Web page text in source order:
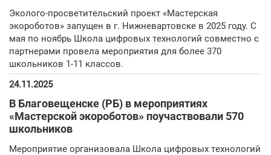
Эколого-просветительский проект «Мастерская
экороботов» запущен в г. Нижневартовске в 2025 году. С
мая по ноябрь Школа цифровых технологий совместно с
партнерами провела мероприятия для более 370
школьников 1-11 классов.
24.11.2025
В Благовещенске (РБ) в мероприятиях
«Мастерской экороботов» поучаствовали 570
школьников
Мероприятие организовала Школа цифровых технологий